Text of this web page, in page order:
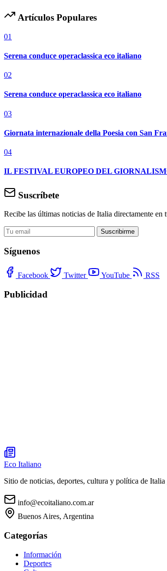
Artículos Populares
01
Serena conduce operaclassica eco italiano
02
Serena conduce operaclassica eco italiano
03
Giornata internazionale della Poesia con San
04
IL FESTIVAL EUROPEO DEL
Suscríbete
Recibe las últimas noticias de Italia directamente en
Suscribirme
Síguenos
Facebook Twitter YouTube RSS
Publicidad
Eco Italiano
Sitio de noticias, deportes, cultura y política de
info@ecoitaliano.com.ar
Buenos Aires, Argentina
Categorías
Información
Deportes